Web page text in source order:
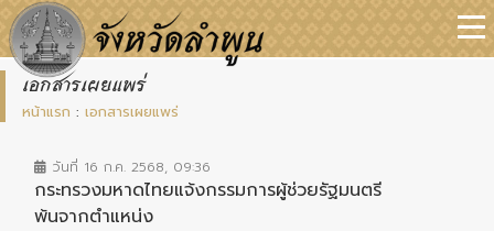
เอกสารเผยแพร่
หน้าแรก : เอกสารเผยแพร่
วันที่ 16 ก.ค. 2568, 09:36
กระทรวงมหาดไทยแจ้งกรรมการผู้ช่วยรัฐมนตรี
พ้นจากตำแหน่ง